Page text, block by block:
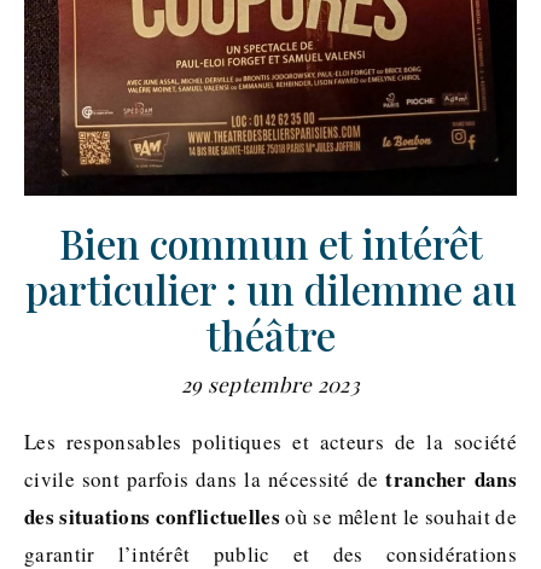
Bien commun et intérêt
particulier : un dilemme au
théâtre
29 septembre 2023
Les responsables politiques et acteurs de la société
civile sont parfois dans la nécessité de trancher dans
des situations conflictuelles où se mêlent le souhait de
garantir l’intérêt public et des considérations